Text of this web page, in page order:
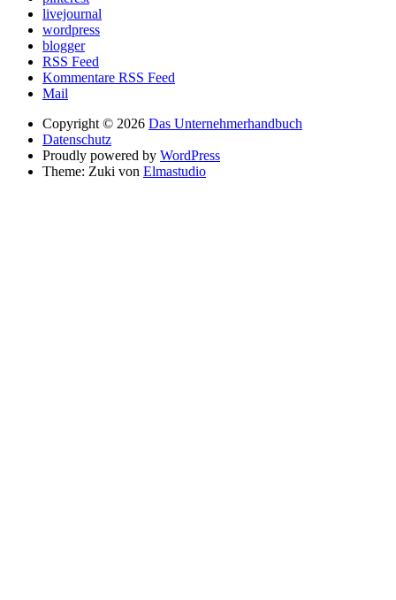
livejournal
wordpress
blogger
RSS Feed
Kommentare RSS Feed
Mail
Copyright © 2026 Das Unternehmerhandbuch
Datenschutz
Proudly powered by WordPress
Theme: Zuki von Elmastudio